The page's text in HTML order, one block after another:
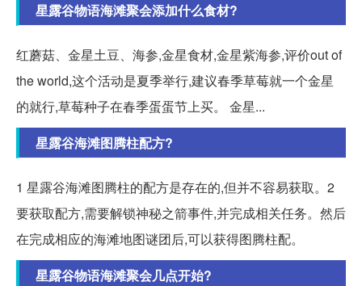
星露谷物语海滩聚会添加什么食材?
红蘑菇、金星土豆、海参,金星食材,金星紫海参,评价out of
the world,这个活动是夏季举行,建议春季草莓就一个金星
的就行,草莓种子在春季蛋蛋节上买。 金星...
星露谷海滩图腾柱配方?
1 星露谷海滩图腾柱的配方是存在的,但并不容易获取。2
要获取配方,需要解锁神秘之箭事件,并完成相关任务。然后
在完成相应的海滩地图谜团后,可以获得图腾柱配。
星露谷物语海滩聚会几点开始?